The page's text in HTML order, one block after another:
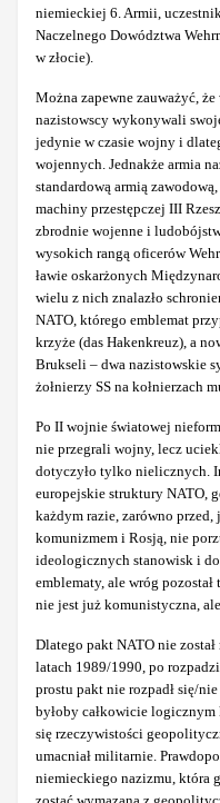
niemieckiej 6. Armii,
Naczelnego Dowództwa
w złocie).
Można zapewne zauważyć,
nazistowscy wykonywali
jedynie w czasie wojny i
wojennych. Jednakże armia
standardową armią
machiny przestępczej III
zbrodnie wojenne i
wysokich rangą oficerów
ławie oskarżonych
wielu z nich znalazło
NATO, którego emblemat
krzyże (das Hakenkreuz), a
Brukseli – dwa nazistowskie
żołnierzy SS na kołnierzach
Po II wojnie światowej
nie przegrali wojny, lecz
dotyczyło tylko nielicznych.
europejskie struktury NATO,
każdym razie, zarówno
komunizmem i Rosją, nie
ideologicznych stanowisk i
emblematy, ale wróg
nie jest już komunistyczna,
Dlatego pakt NATO nie
latach 1989/1990, po
prostu pakt nie rozpadł się/
byłoby całkowicie logicznym
się rzeczywistości
umacniał militarnie.
niemieckiego nazizmu, która